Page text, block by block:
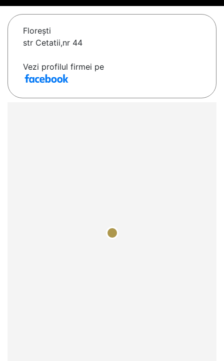
Floreşti
str Cetatii,nr 44
Vezi profilul firmei pe